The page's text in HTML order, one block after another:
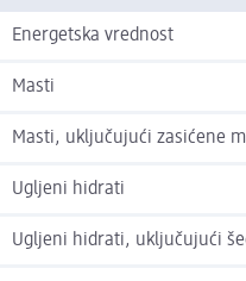
Energetska vrednost
Masti
Masti, uključujući zasićene
Ugljeni hidrati
Ugljeni hidrati, uključujući